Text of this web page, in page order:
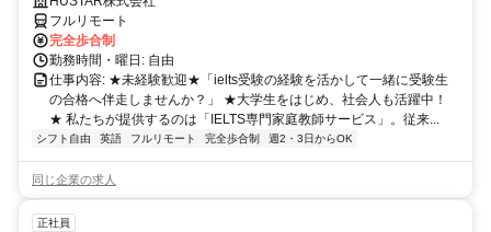
フルリモート
完全歩合制
勤務時間・曜日: 自由
仕事内容: ★未経験歓迎★「ielts受験の経験を活かして一緒に受験生
の合格へ伴走しませんか？」 ★大学生をはじめ、社会人も活躍中！
★ 私たちが提供するのは「IELTS専門家庭教師サービス」。従来...
シフト自由 英語 フルリモート 完全歩合制 週2・3日からOK
同じ企業の求人
正社員